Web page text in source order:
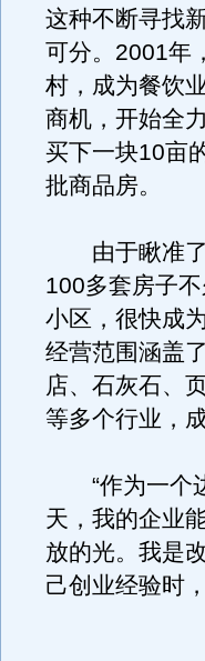
这种不断寻找
可分。2001年
村，成为餐饮
商机，开始全
买下一块10亩
批商品房。
由于瞅准了
100多套房子
小区，很快成
经营范围涵盖
店、石灰石、
等多个行业，
“作为一个边
天，我的企业
放的光。我是
己创业经验时